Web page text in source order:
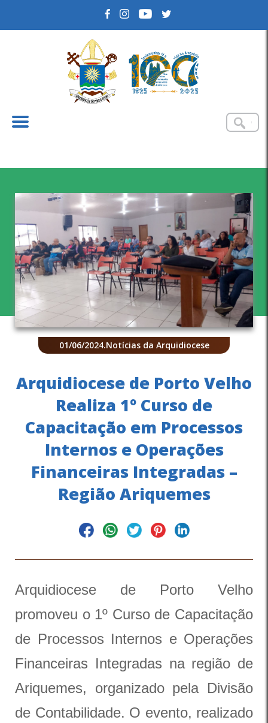
01/06/2024.Notícias da Arquidiocese
Arquidiocese de Porto Velho
Realiza 1º Curso de
Capacitação em Processos
Internos e Operações
Financeiras Integradas –
Região Ariquemes
Arquidiocese de Porto Velho
promoveu o 1º Curso de Capacitação
de Processos Internos e Operações
Financeiras Integradas na região de
Ariquemes, organizado pela Divisão
de Contabilidade. O evento, realizado